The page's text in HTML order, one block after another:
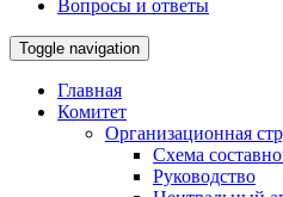
Вопросы и ответы
Toggle navigation
Главная
Комитет
Организационная
Схема
Руководство